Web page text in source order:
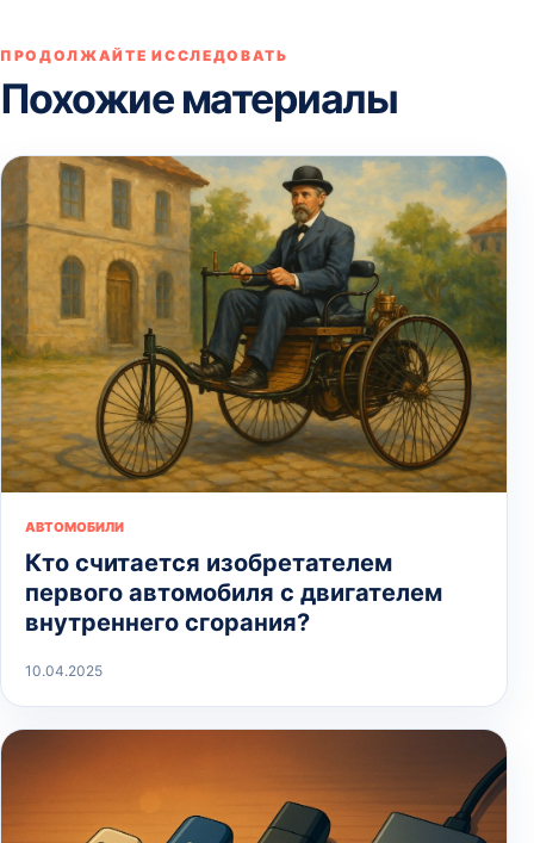
ПРОДОЛЖАЙТЕ ИССЛЕДОВАТЬ
Похожие материалы
АВТОМОБИЛИ
Кто считается изобретателем
первого автомобиля с двигателем
внутреннего сгорания?
10.04.2025